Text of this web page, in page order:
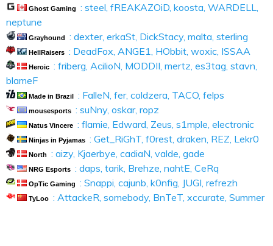
Ghost Gaming
: steel, fREAKAZOiD, koosta, WARDELL,
neptune
Grayhound : dexter, erkaSt, DickStacy, malta, sterling
HellRaisers : DeadFox, ANGE1, HObbit, woxic, ISSAA
Heroic : friberg, AcilioN, MODDII, mertz, es3tag, stavn,
blameF
Made in Brazil : FalleN, fer, coldzera, TACO, felps
mousesports : suNny, oskar, ropz
Natus Vincere : flamie, Edward, Zeus, s1mple, electronic
Ninjas in Pyjamas : Get_RiGhT, f0rest, draken, REZ, Lekr0
North : aizy, Kjaerbye, cadiaN, valde, gade
NRG Esports : daps, tarik, Brehze, nahtE, CeRq
OpTic Gaming : Snappi, cajunb, k0nfig, JUGI, refrezh
TyLoo : AttackeR, somebody, BnTeT, xccurate, Summer